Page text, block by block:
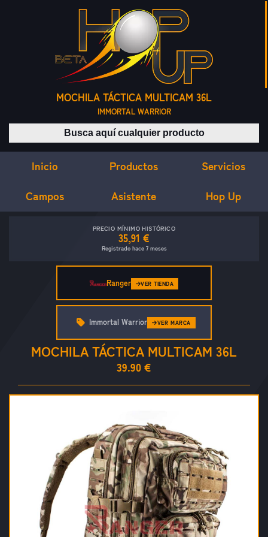
MOCHILA TÁCTICA MULTICAM 36L
IMMORTAL WARRIOR
Buscar productos
Inicio Productos Servicios
Campos Asistente Hop Up
PRECIO MÍNIMO HISTÓRICO
35,91 €
Registrado hace 7 meses
Ranger VER TIENDA
MOCHILA TÁCTICA MULTICAM 36L
39.90 €
Immortal Warrior VER MARCA